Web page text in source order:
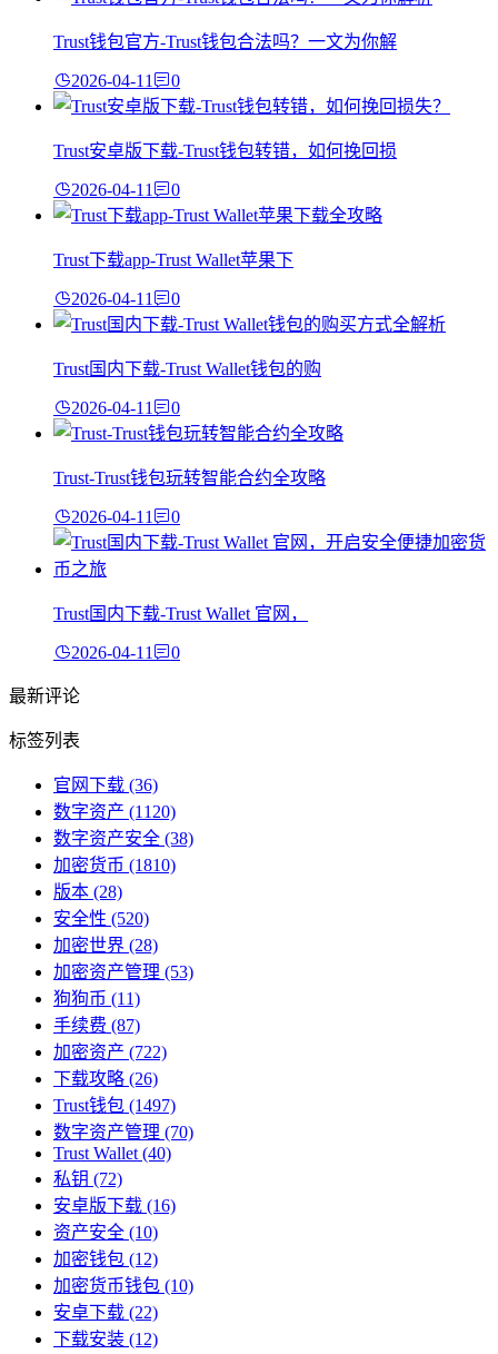
Trust钱包官方-Trust钱包合法吗？一文为你解
2026-04-11 0
Trust安卓版下载-Trust钱包转错，如何挽回损
2026-04-11 0
Trust下载app-Trust Wallet苹果下
2026-04-11 0
Trust国内下载-Trust Wallet钱包的购
2026-04-11 0
Trust-Trust钱包玩转智能合约全攻略
2026-04-11 0
Trust国内下载-Trust Wallet 官网，
2026-04-11 0
最新评论
标签列表
官网下载 (36)
数字资产 (1120)
数字资产安全 (38)
加密货币 (1810)
版本 (28)
安全性 (520)
加密世界 (28)
加密资产管理 (53)
狗狗币 (11)
手续费 (87)
加密资产 (722)
下载攻略 (26)
Trust钱包 (1497)
数字资产管理 (70)
Trust Wallet (40)
私钥 (72)
安卓版下载 (16)
资产安全 (10)
加密钱包 (12)
加密货币钱包 (10)
安卓下载 (22)
下载安装 (12)